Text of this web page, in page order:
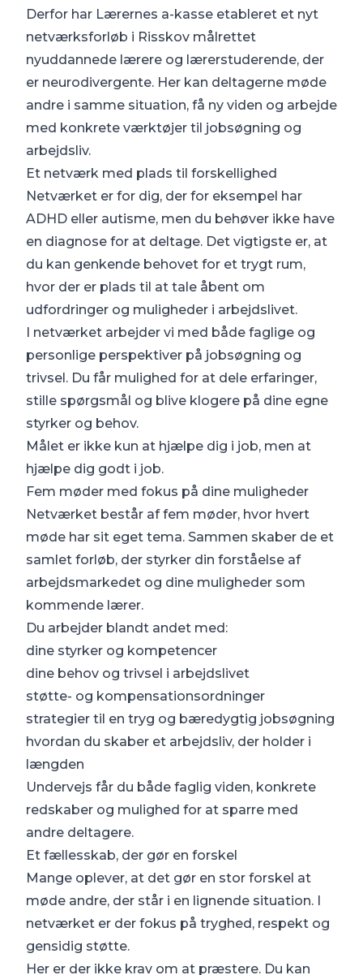
Derfor har Lærernes a-kasse etableret et nyt
netværksforløb i Risskov målrettet
nyuddannede lærere og lærerstuderende, der
er neurodivergente. Her kan deltagerne møde
andre i samme situation, få ny viden og arbejde
med konkrete værktøjer til jobsøgning og
arbejdsliv.
Et netværk med plads til forskellighed
Netværket er for dig, der for eksempel har
ADHD eller autisme, men du behøver ikke have
en diagnose for at deltage. Det vigtigste er, at
du kan genkende behovet for et trygt rum,
hvor der er plads til at tale åbent om
udfordringer og muligheder i arbejdslivet.
I netværket arbejder vi med både faglige og
personlige perspektiver på jobsøgning og
trivsel. Du får mulighed for at dele erfaringer,
stille spørgsmål og blive klogere på dine egne
styrker og behov.
Målet er ikke kun at hjælpe dig i job, men at
hjælpe dig godt i job.
Fem møder med fokus på dine muligheder
Netværket består af fem møder, hvor hvert
møde har sit eget tema. Sammen skaber de et
samlet forløb, der styrker din forståelse af
arbejdsmarkedet og dine muligheder som
kommende lærer.
Du arbejder blandt andet med:
dine styrker og kompetencer
dine behov og trivsel i arbejdslivet
støtte- og kompensationsordninger
strategier til en tryg og bæredygtig jobsøgning
hvordan du skaber et arbejdsliv, der holder i
længden
Undervejs får du både faglig viden, konkrete
redskaber og mulighed for at sparre med
andre deltagere.
Et fællesskab, der gør en forskel
Mange oplever, at det gør en stor forskel at
møde andre, der står i en lignende situation. I
netværket er der fokus på tryghed, respekt og
gensidig støtte.
Her er der ikke krav om at præstere. Du kan